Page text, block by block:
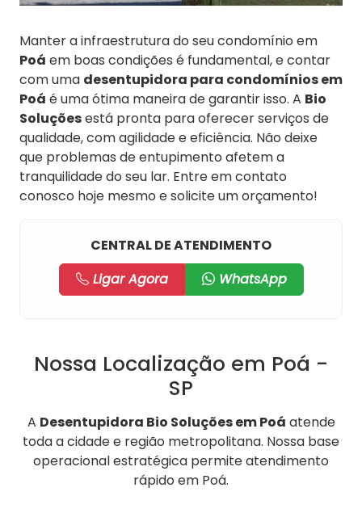
Manter a infraestrutura do seu condomínio em
Poá em boas condições é fundamental, e contar
com uma desentupidora para condomínios em
Poá é uma ótima maneira de garantir isso. A Bio
Soluçõesestá pronta para oferecer serviços de
qualidade, com agilidade e eficiência. Não deixe
que problemas de entupimento afetem a
tranquilidade do seu lar. Entre em contato
conosco hoje mesmo e solicite um orçamento!
CENTRAL DE ATENDIMENTO
Ligar Agora
WhatsApp
Nossa Localização em Poá -
SP
A Desentupidora Bio Soluções em Poá atende
toda a cidade e região metropolitana. Nossa base
operacional estratégica permite atendimento
rápido em Poá.